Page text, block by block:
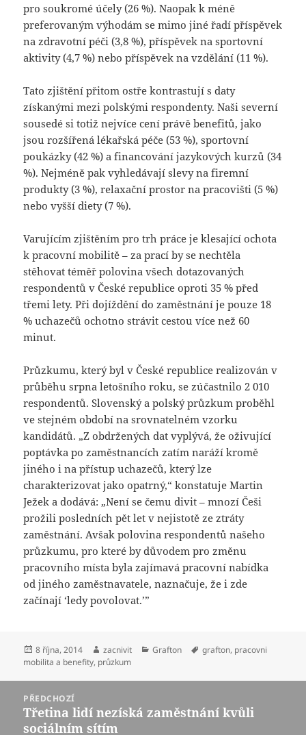
pro soukromé účely (26 %). Naopak k méně
preferovaným výhodám se mimo jiné řadí příspěvek
na zdravotní péči (3,8 %), příspěvek na sportovní
aktivity (4,7 %) nebo příspěvek na vzdělání (11 %).
Tato zjištění přitom ostře kontrastují s daty
získanými mezi polskými respondenty. Naši severní
sousedé si totiž nejvíce cení právě benefitů, jako
jsou rozšířená lékařská péče (53 %), sportovní
poukázky (42 %) a financování jazykových kurzů (34
%). Nejméně pak vyhledávají slevy na firemní
produkty (3 %), relaxační prostor na pracovišti (5 %)
nebo vyšší diety (7 %).
Varujícím zjištěním pro trh práce je klesající ochota
k pracovní mobilitě – za prací by se nechtěla
stěhovat téměř polovina všech dotazovaných
respondentů v České republice oproti 35 % před
třemi lety. Při dojíždění do zaměstnání je pouze 18
% uchazečů ochotno strávit cestou více než 60
minut.
Průzkumu, který byl v České republice realizován v
průběhu srpna letošního roku, se zúčastnilo 2 010
respondentů. Slovenský a polský průzkum proběhl
ve stejném období na srovnatelném vzorku
kandidátů. „Z obdržených dat vyplývá, že oživující
poptávka po zaměstnancích zatím naráží kromě
jiného i na přístup uchazečů, který lze
charakterizovat jako opatrný,“ konstatuje Martin
Ježek a dodává: „Není se čemu divit – mnozí Češi
prožili posledních pět let v nejistotě ze ztráty
zaměstnání. Avšak polovina respondentů našeho
průzkumu, pro které by důvodem pro změnu
pracovního místa byla zajímavá pracovní nabídka
od jiného zaměstnavatele, naznačuje, že i zde
začínají ‘ledy povolovat.’”
Publikováno:
8 října, 2014 Autor:
zacnivit Rubriky:
Grafton Štítky:
grafton, pracovni
mobilita a benefity, průzkum
příspěvek
PŘEDCHOZÍ
Předchozí
příspěvek:
Třetina lidí nezíská zaměstnání kvůli
sociálním sítím